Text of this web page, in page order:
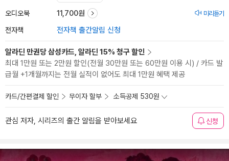
오디오북 11,700원 미리듣기
전자책 전자책 출간알림 신청
알라딘 만권당 삼성카드, 알라딘 15% 청구 할인
최대 1만원 또는 2만원 할인(전월 30만원 또는 60만원 이용 시) / 카드 발
급월 +1개월까지는 전월 실적이 없어도 최대 1만원 혜택 제공
카드/간편결제 할인 무이자 할부 소득공제 530원
관심 저자, 시리즈의 출간 알림을 받아보세요 신청